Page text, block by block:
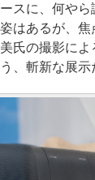
スに、何やら
はあるが、焦
氏の撮影によ
、斬新な展示